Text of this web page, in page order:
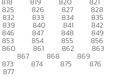
825 826 827 828
832 833 834 835
839 840 841 842
846 847 848 849
853 854 855 856
860 861 862 863
867 868 869
873 874 875 876
877